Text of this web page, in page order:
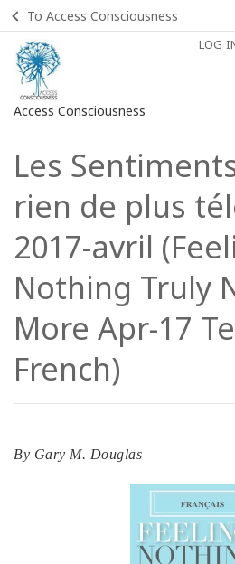
To Access Consciousness
LOG
Access Consciousness
Sign
in
to
Your
Account
BOOKS
CLASSES
MEMBERSHIPS
Les
rien de plus
2017-avril
Nothing Truly
More Apr-17
French)
By Gary M. Douglas